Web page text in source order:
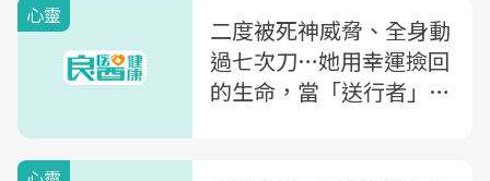
心靈
二度被死神威脅、全身動
過七次刀…她用幸運撿回
的生命，當「送行者」照